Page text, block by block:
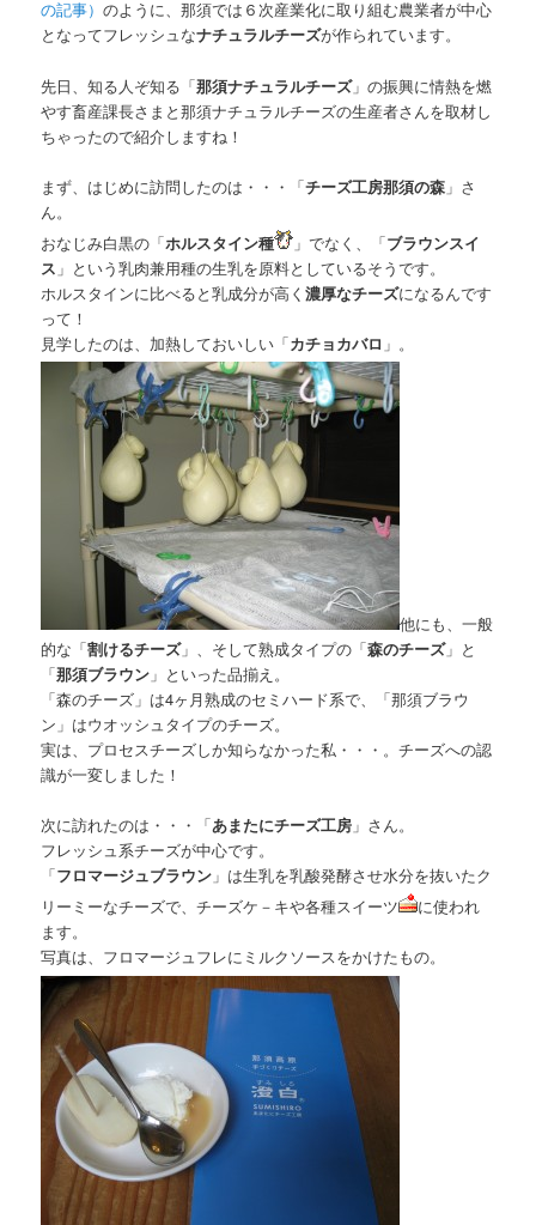
の記事）のように、那須では６次産業化に取り組む農業者が中心
となってフレッシュなナチュラルチーズが作られています。
先日、知る人ぞ知る「那須ナチュラルチーズ」の振興に情熱を燃
やす畜産課長さまと那須ナチュラルチーズの生産者さんを取材し
ちゃったので紹介しますね！
まず、はじめに訪問したのは・・・「チーズ工房那須の森 」さ
ん。
おなじみ白黒の「ホルスタイン種 」でなく、「ブラウンスイ
ス 」という乳肉兼用種の生乳を原料としているそうです。
ホルスタインに比べると乳成分が高く濃厚なチーズになるんです
って！
見学したのは、加熱しておいしい「カチョカバロ 」。
他にも、一般
的な「割けるチーズ」、そして熟成タイプの「森のチーズ」と
「那須ブラウン 」といった品揃え。
「森のチーズ」は4ヶ月熟成のセミハード系で、「那須ブラウ
ン」はウオッシュタイプのチーズ。
実は、プロセスチーズしか知らなかった私・・・。チーズへの認
識が一変しました！
次に訪れたのは・・・「あまたにチーズ工房 」さん。
フレッシュ系チーズが中心です。
「フロマージュブラウン 」は生乳を乳酸発酵させ水分を抜いたク
リーミーなチーズで、チーズケ－キや各種スイーツ
に使われ
ます。
写真は、フロマージュフレにミルクソースをかけたもの。